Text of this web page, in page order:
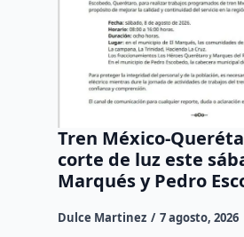
Tren México-
corte de luz este
Marqués y Pedro
Dulce Martinez 7 agosto, 2026